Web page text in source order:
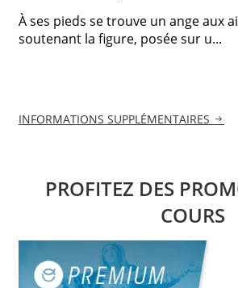
À ses pieds se trouve un ange aux
soutenant la figure, posée sur u...
INFORMATIONS SUPPLÉMENTAIRES
PROFITEZ DES
COURS